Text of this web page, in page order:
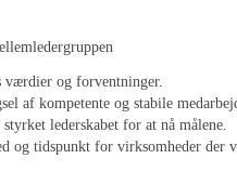
værdier og forventninger.
af kompetente og stabile
lederskabet for at nå målene.
og tidspunkt for virksomheder